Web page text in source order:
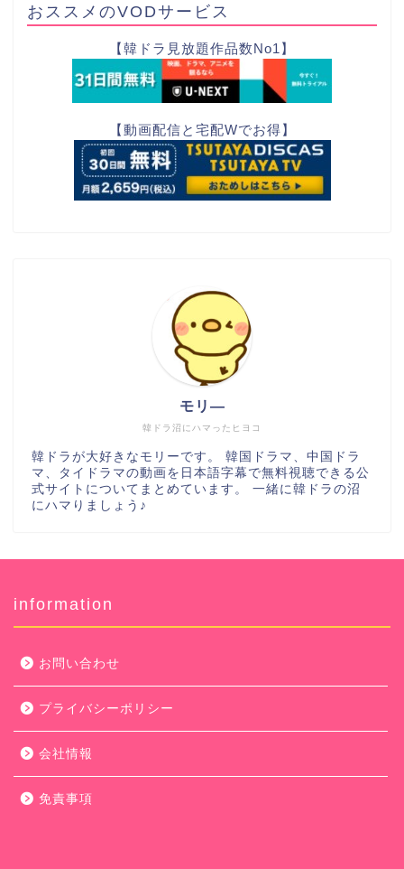
おススメのVODサービス
【韓ドラ見放題作品数No1】
【動画配信と宅配Wでお得】
韓ドラ沼にハマったヒヨコ
モリ―
韓ドラが大好きなモリーです。 韓国ドラマ、中国ドラ
マ、タイドラマの動画を日本語字幕で無料視聴できる公
式サイトについてまとめています。 一緒に韓ドラの沼
にハマりましょう♪
information
お問い合わせ
プライバシーポリシー
会社情報
免責事項